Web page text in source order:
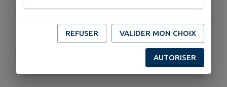
Mairie.
PLUS D'INFORMATIONS
REFUSER VALIDER MON CHOIX
AUTORISER